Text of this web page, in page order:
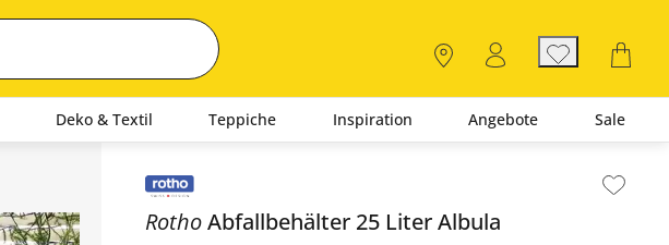
Deko & Textil Teppiche Inspiration Angebote Sale
Inhalt der Seitenleiste überspringen - Zum Seitenende
RothoAbfallbehälter 25 LiterAlbula